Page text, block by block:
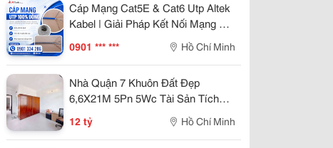
Cáp Mạng Cat5E & Cat6 Utp Altek
Kabel | Giải Pháp Kết Nối Mạng Ổn
Định Với Đồng Nguyên Chất 100%
0901 *** *** Hồ Chí Minh
Nhà Quận 7 Khuôn Đất Đẹp
6,6X21M 5Pn 5Wc Tài Sản Tích
12 tỷ Hồ Chí Minh